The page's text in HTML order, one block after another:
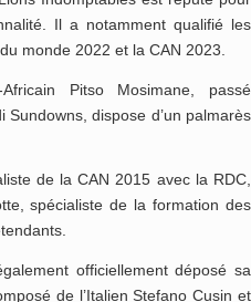
Il a notamment qualifié les
monde 2022 et la CAN 2023.
Pitso Mosimane, passé
dispose d’un palmarès
de la CAN 2015 avec la RDC,
spécialiste de la formation des
officiellement déposé sa
de l’Italien Stefano Cusin et